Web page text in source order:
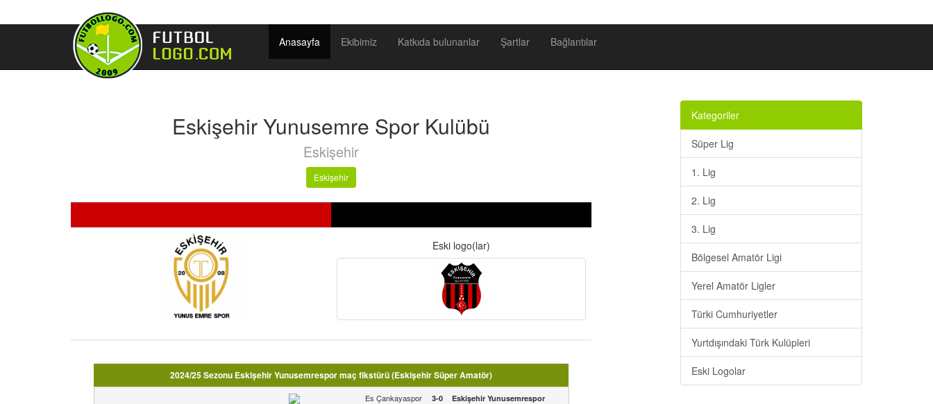
Anasayfa Ekibimiz Katkıda bulunanlar Şartlar Bağlantılar
Eskişehir Yunusemre Spor Kulübü
Eskişehir
Eskişehir
Eski logo(lar)
2024/25 Sezonu Eskişehir Yunusemrespor maç fikstürü (Eskişehir Süper Amatör)
Es Çankayaspor 3-0 Eskişehir Yunusemrespor
Kategoriler
Süper Lig
1. Lig
2. Lig
3. Lig
Bölgesel Amatör Ligi
Yerel Amatör Ligler
Türki Cumhuriyetler
Yurtdışındaki Türk Kulüpleri
Eski Logolar